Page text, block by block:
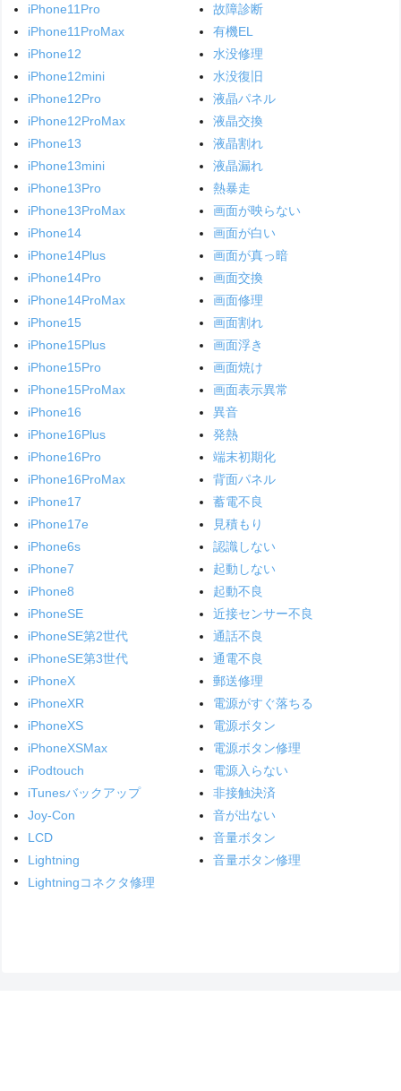
iPhone11Pro
iPhone11ProMax
iPhone12
iPhone12mini
iPhone12Pro
iPhone12ProMax
iPhone13
iPhone13mini
iPhone13Pro
iPhone13ProMax
iPhone14
iPhone14Plus
iPhone14Pro
iPhone14ProMax
iPhone15
iPhone15Plus
iPhone15Pro
iPhone15ProMax
iPhone16
iPhone16Plus
iPhone16Pro
iPhone16ProMax
iPhone17
iPhone17e
iPhone6s
iPhone7
iPhone8
iPhoneSE
iPhoneSE第2世代
iPhoneSE第3世代
iPhoneX
iPhoneXR
iPhoneXS
iPhoneXSMax
iPodtouch
iTunesバックアップ
Joy-Con
LCD
Lightning
Lightningコネクタ修理
故障診断
有機EL
水没修理
水没復旧
液晶パネル
液晶交換
液晶割れ
液晶漏れ
熱暴走
画面が映らない
画面が白い
画面が真っ暗
画面交換
画面修理
画面割れ
画面浮き
画面焼け
画面表示異常
異音
発熱
端末初期化
背面パネル
蓄電不良
見積もり
認識しない
起動しない
起動不良
近接センサー不良
通話不良
通電不良
郵送修理
電源がすぐ落ちる
電源ボタン
電源ボタン修理
電源入らない
非接触決済
音が出ない
音量ボタン
音量ボタン修理